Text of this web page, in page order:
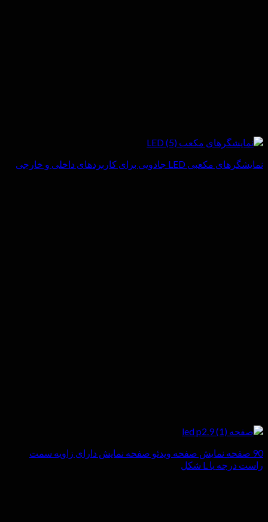
نمایشگرهای مکعبی LED جادویی برای کاربردهای داخلی و خارجی
90 صفحه نمایش صفحه ویدئو صفحه نمایش دارای زاویه سمت
راست درجه یا L شکل